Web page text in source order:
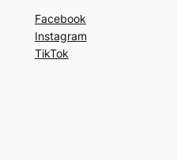
Facebook
Instagram
TikTok